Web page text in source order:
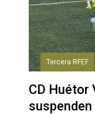
Tercera RFEF
CD Huétor